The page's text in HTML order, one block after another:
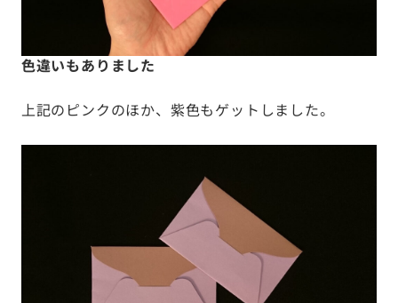
色違いもありました
上記のピンクのほか、紫色もゲットしました。